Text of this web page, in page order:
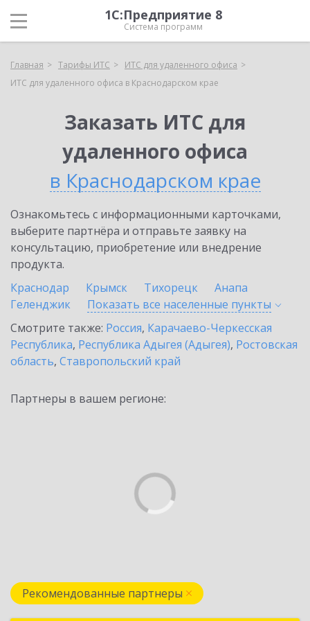
1С:Предприятие 8
Система программ
Главная Тарифы ИТС
ИТС для удаленного офиса
ИТС для удаленного офиса в Краснодарском крае
Заказать ИТС для
удаленного офиса
в Краснодарском крае
Ознакомьтесь с информационными карточками,
выберите партнёра и отправьте заявку на
консультацию, приобретение или внедрение
продукта.
Краснодар
Крымск Тихорецк
Анапа
Геленджик
Показать все населенные пункты
Смотрите также: Россия, Карачаево-Черкесская
Республика, Республика Адыгея (Адыгея), Ростовская
область, Ставропольский край
Партнеры в вашем регионе:
Рекомендованные партнеры